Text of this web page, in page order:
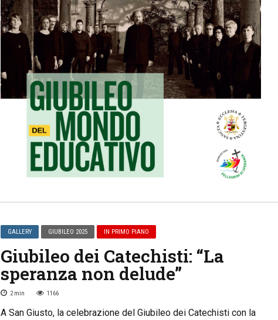
GALLERY GIUBILEO 2025 IN PRIMO PIANO
Giubileo dei Catechisti: “La
speranza non delude”
2 min 1166
A San Giusto, la celebrazione del Giubileo dei Catechisti con la